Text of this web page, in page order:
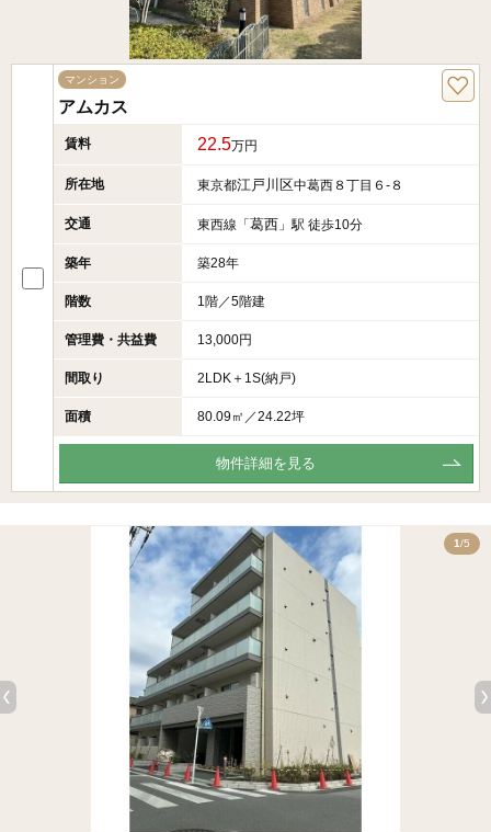
マンション
アムカス
賃料 22.5万円
所在地 東京都江戸川区中葛西８丁目６-８
交通 東西線「 葛西 」駅 徒歩10分
築年 築28年
階数 1階／5階建
管理費・共益費 13,000円
間取り 2LDK＋1S(納戸)
面積 80.09㎡／24.22坪
物件詳細を見る
1/5